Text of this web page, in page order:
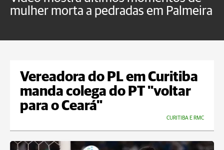
mulher morta a pedradas em Palmeira
Vereadora do PL em Curitiba
manda colega do PT "voltar
para o Ceará"
CURITIBA E RMC